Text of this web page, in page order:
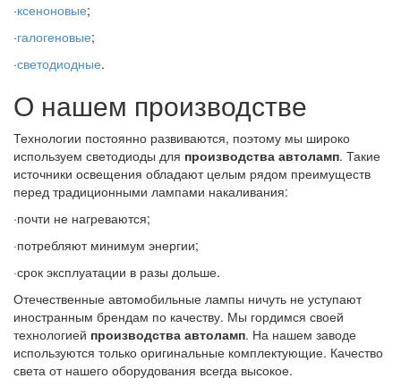
·ксеноновые;
·галогеновые;
·светодиодные.
О нашем производстве
Технологии постоянно развиваются, поэтому мы широко
используем светодиоды для производства автоламп. Такие
источники освещения обладают целым рядом преимуществ
перед традиционными лампами накаливания:
·почти не нагреваются;
·потребляют минимум энергии;
·срок эксплуатации в разы дольше.
Отечественные автомобильные лампы ничуть не уступают
иностранным брендам по качеству. Мы гордимся своей
технологией производства автоламп. На нашем заводе
используются только оригинальные комплектующие. Качество
света от нашего оборудования всегда высокое.